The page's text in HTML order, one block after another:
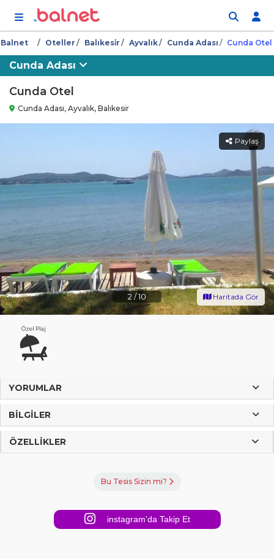
Balnet Oteller Balıkesi̇r Ayvalık Cunda Adası Cunda Otel
Cunda Adası
Cunda Otel
Cunda Adası, Ayvalık, Balıkesir
2 /10
Paylaş
Haritada Gör
Özel Plaj
YORUMLAR
BILGILER
ÖZELLIKLER
Bu Tesis Sizin mi?
instagram'da Takip Et